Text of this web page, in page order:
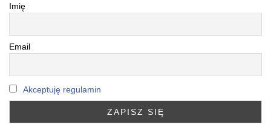
Imię
Email
Akceptuję regulamin